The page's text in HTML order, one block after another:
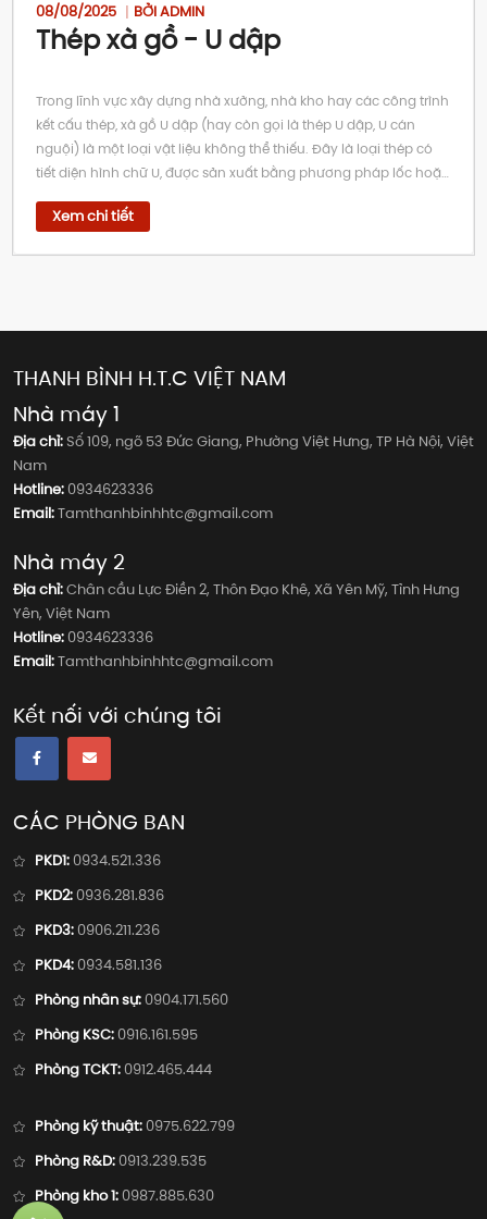
08/08/2025 BỞI ADMIN
Thép xà gồ - U dập
Trong lĩnh vực xây dựng nhà xưởng, nhà kho hay các công trình
kết cấu thép, xà gồ U dập (hay còn gọi là thép U dập, U cán
nguội) là một loại vật liệu không thể thiếu. Đây là loại thép có
tiết diện hình chữ U, được sản xuất bằng phương pháp lốc hoặc
ra sản phẩm có độ chính xác cao và trọng lượng nhẹ. Khác với
thầu và chủ đầu tư tại Việt Nam, mang lại hiệu quả kinh tế và kỹ
thuật vượt trội cho các công trình.
Xem chi tiết
THANH BÌNH H.T.C VIỆT NAM
Nhà máy 1
Địa chỉ:Số 109, ngõ 53 Đức Giang, Phường Việt Hưng, TP Hà Nội, Việt
Nam
Hotline:0934623336
Email:Tamthanhbinhhtc@gmail.com
Nhà máy 2
Địa chỉ:Chân cầu Lực Điền 2, Thôn Đạo Khê, Xã Yên Mỹ, Tỉnh Hưng
Yên, Việt Nam
Hotline:0934623336
Email:Tamthanhbinhhtc@gmail.com
Kết nối với chúng tôi
CÁC PHÒNG BAN
PKD1:0934.521.336
PKD2:0936.281.836
PKD3:0906.211.236
PKD4:0934.581.136
Phòng nhân sự:0904.171.560
Phòng KSC:0916.161.595
Phòng TCKT:0912.465.444
Phòng kỹ thuật:0975.622.799
Phòng R&D:0913.239.535
Phòng kho 1:0987.885.630